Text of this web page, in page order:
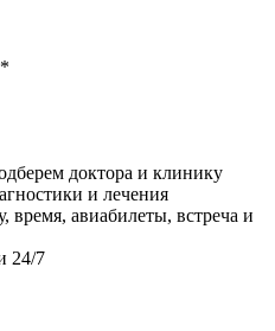
доктора и клинику
и лечения
время, авиабилеты, встреча и
24/7